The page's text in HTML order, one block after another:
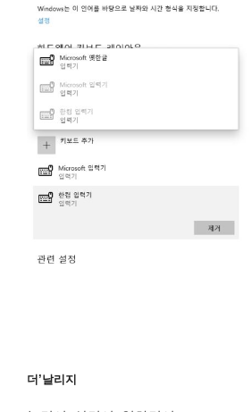
더’날리지